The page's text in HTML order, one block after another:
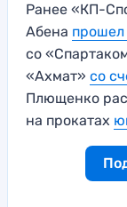
Ранее «КП-
Абена
со
«Ахмат» со
Плющенко
на прокатах